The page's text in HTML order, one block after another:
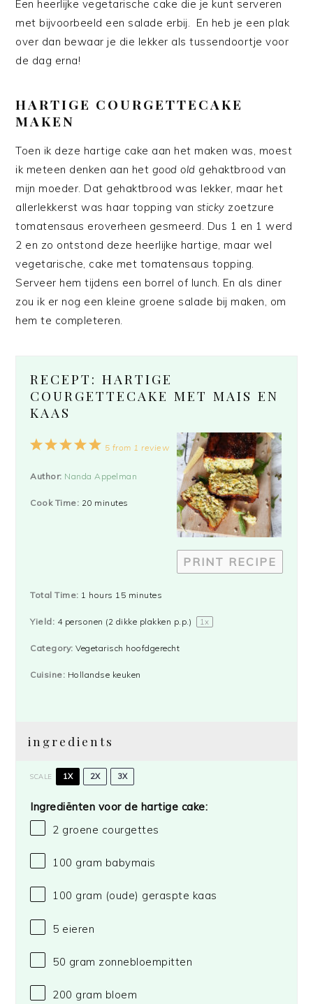
Een heerlijke vegetarische cake die je kunt serveren
met bijvoorbeeld een salade erbij. En heb je een plak
over dan bewaar je die lekker als tussendoortje voor
de dag erna!
HARTIGE COURGETTECAKE
MAKEN
Toen ik deze hartige cake aan het maken was, moest
ik meteen denken aan het good old gehaktbrood van
mijn moeder. Dat gehaktbrood was lekker, maar het
allerlekkerst was haar topping van sticky zoetzure
tomatensaus eroverheen gesmeerd. Dus 1 en 1 werd
2 en zo ontstond deze heerlijke hartige, maar wel
vegetarische, cake met tomatensaus topping.
Serveer hem tijdens een borrel of lunch. En als diner
zou ik er nog een kleine groene salade bij maken, om
hem te completeren.
RECEPT: HARTIGE
COURGETTECAKE MET MAIS EN
KAAS
PRINT RECIPE
5
4
3
2
1
5 from 1 review
Author: Nanda Appelman
Cook Time: 20 minutes
Total Time: 1 hours 15 minutes
Yield: 4personen (2 dikke plakken p.p.) 1x
Category: Vegetarisch hoofdgerecht
Cuisine: Hollandse keuken
ingredients
SCALE 1X 2X 3X
Ingrediënten voor de hartige cake:
2 groene courgettes
100 gram babymais
100 gram (oude) geraspte kaas
5 eieren
50 gram zonnebloempitten
200 gram bloem